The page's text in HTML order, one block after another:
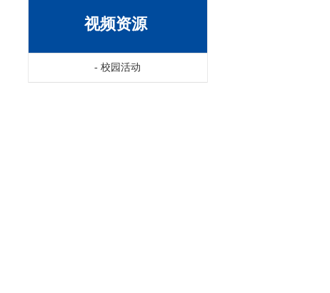
视频资源
-校园活动